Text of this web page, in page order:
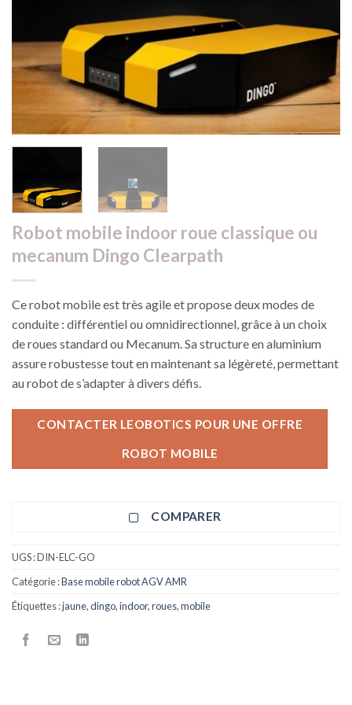
Robot mobile indoor roue classique ou
mecanum Dingo Clearpath
Ce robot mobile est très agile et propose deux modes de
conduite : différentiel ou omnidirectionnel, grâce à un choix
de roues standard ou Mecanum. Sa structure en aluminium
assure robustesse tout en maintenant sa légèreté, permettant
au robot de s’adapter à divers défis.
CONTACTER LEOBOTICS POUR UNE OFFRE
ROBOT MOBILE
COMPARER
UGS :DIN-ELC-GO
Catégorie :Base mobile robot AGV AMR
Étiquettes :jaune,dingo,indoor,roues,mobile